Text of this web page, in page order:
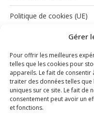
Gérer
Pour offrir les meilleures
telles que les cookies pour
appareils. Le fait de
traiter des données telles
uniques sur ce site. Le fait de
consentement peut avoir un
et fonctions.
Politique de cookies (UE)
INSTAGRAM